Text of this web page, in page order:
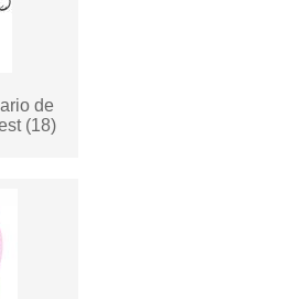
de
(18)